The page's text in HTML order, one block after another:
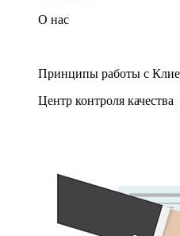
О нас
Принципы работы с
Центр контроля качества